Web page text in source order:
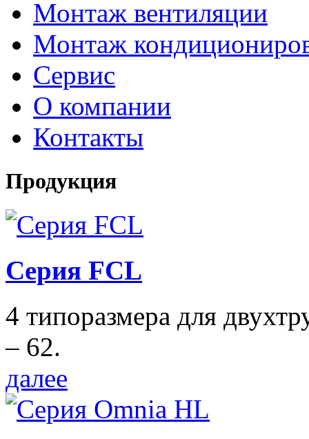
Монтаж вентиляции
Монтаж
Сервис
О компании
Контакты
Продукция
Серия FCL
4 типоразмера для
– 62.
далее